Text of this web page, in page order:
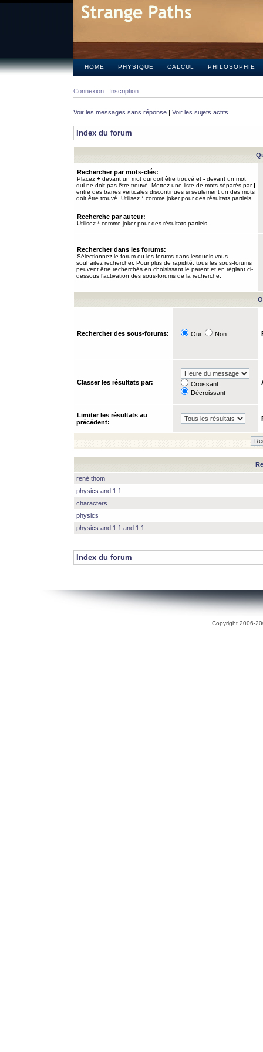
HOME PHYSIQUE CALCUL PHILOSOPHIE
Connexion Inscription
Voir les messages sans réponse | Voir les sujets actifs
Index du forum
Rechercher par mots-clés:
Placez + devant un mot qui doit être trouvé et - devant un mot
qui ne doit pas être trouvé. Mettez une liste de mots séparés par|
entre des barres verticales discontinues si seulement un des mots
doit être trouvé. Utilisez * comme joker pour des résultats partiels.
Recherche par auteur:
Utilisez * comme joker pour des résultats partiels.
Rechercher dans les forums:
Sélectionnez le forum ou les forums dans lesquels vous
souhaitez rechercher. Pour plus de rapidité, tous les sous-forums
peuvent être recherchés en choisissant le parent et en réglant ci-
dessous l’activation des sous-forums de la recherche.
Rechercher des sous-forums: Oui Non
Classer les résultats par:
Croissant
Décroissant
Limiter les résultats au
précédent:
rené thom
physics and 1 1
characters
physics
physics and 1 1 and 1 1
Index du forum
Copyright 2006-